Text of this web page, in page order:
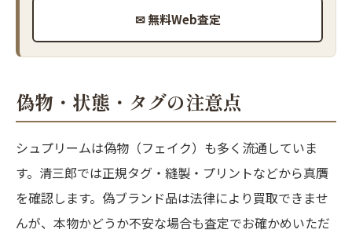
✉ 無料Web査定
偽物・状態・タグの注意点
シュプリームは偽物（フェイク）も多く流通していま
す。清三郎では正規タグ・縫製・プリントなどから真贋
を確認します。偽ブランド品は法律により買取できませ
んが、本物かどうか不安な場合も査定でお確かめいただ